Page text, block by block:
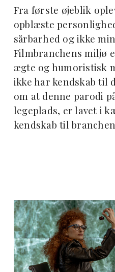
Fra første øjeblik
opblæste
sårbarhed og ikke
Filmbranchens miljø
ægte og humoristisk
ikke har kendskab til
om at denne parodi
legeplads, er lavet i
kendskab til